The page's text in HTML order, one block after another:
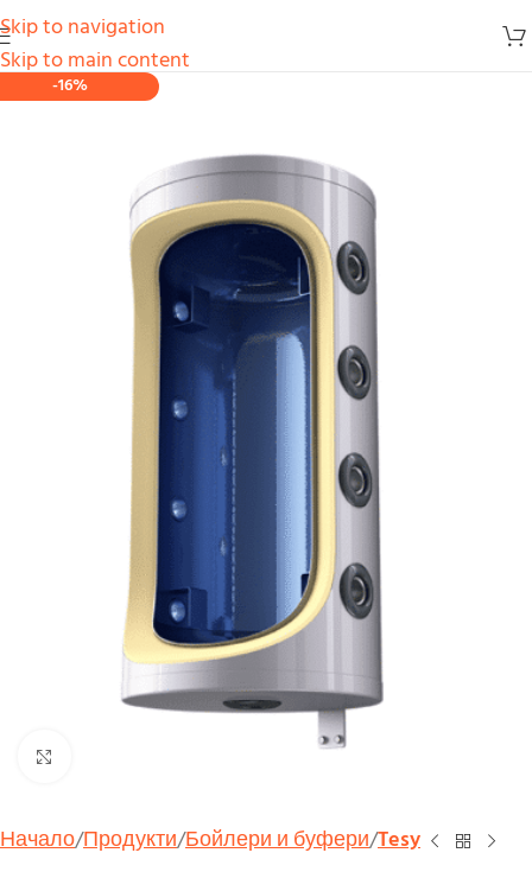
Skip to navigation
Skip to main content
-16%
Начало Продукти Бойлери и буфери Tesy